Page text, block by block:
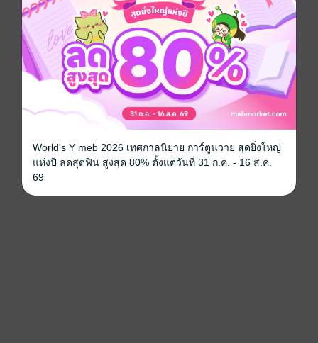
World's Y meb 2026 เทศกาลนิยาย การ์ตูนวาย สุดยิ่งใหญ่
แห่งปี ลดสุดฟิน สูงสุด 80% ตั้งแต่วันที่ 31 ก.ค. - 16 ส.ค.
69